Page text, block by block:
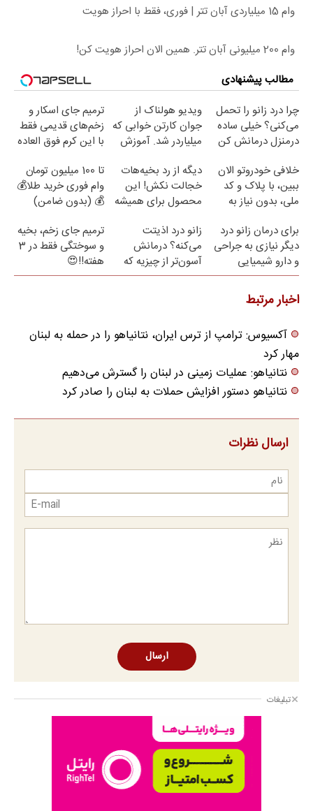
وام 15 میلیاردی آبان تتر | فوری، فقط با احراز هویت
وام 200 میلیونی آبان تتر. همین الان احراز هویت کن!
مطالب پیشنهادی
چرا درد زانو را تحمل
می‌کنی؟ خیلی ساده
درمنزل درمانش کن
ویدیو هولناک از
جوان کارتن خوابی که
میلیاردر شد. آموزش
ترمیم جای اسکار و
زخم‌های قدیمی فقط
با این کرم فوق العاده
خلافی خودروتو الان
ببین، با پلاک و کد
ملی، بدون نیاز به
دیگه از رد بخیه‌هات
خجالت نکش! این
محصول برای همیشه
تا 100 میلیون تومان
وام فوری خرید طلا💰
💰 (بدون ضامن)
برای درمان زانو درد
دیگر نیازی به جراحی
و دارو شیمیایی
نیست(پرسش‌نامه)
زانو درد اذیتت
می‌کنه؟ درمانش
آسون‌تر از چیزیه که
فکر
ترمیم جای زخم، بخیه
و سوختگی فقط در 3
هفته!!😍
اخبار مرتبط
آکسیوس: ترامپ از ترس ایران، نتانیاهو را در حمله به لبنان
مهار کرد
نتانیاهو: عملیات زمینی در لبنان را گسترش می‌دهیم
نتانیاهو دستور افزایش حملات به لبنان را صادر کرد
ارسال نظرات
ارسال
تبلیغات